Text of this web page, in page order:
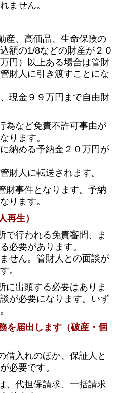
ません。
産、高価品、生命保険の
額の1/8などの財産が２０
円）以上ある場合は管財
財人に引き渡すことにな
現金９９万円まで自由財
為など免責不許可事由が
ります。
納める予納金２０万円が
財人に転送されます。
財事件となります。予納
ります。
再生）
で行われる免責審問、ま
必要があります。
せん。管財人との面談が
。
に出頭する必要はありま
が必要になります。いず
を届出します（破産・個
借入れのほか、保証人と
必要です。
、代担保請求、一括請求